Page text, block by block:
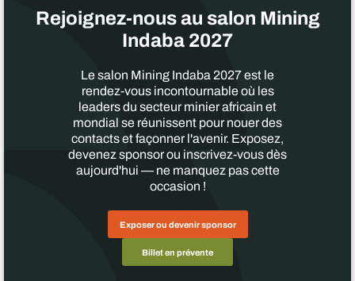
Rejoignez-nous au salon Mining
Indaba 2027
Le salon Mining Indaba 2027 est le
rendez-vous incontournable où les
leaders du secteur minier africain et
mondial se réunissent pour nouer des
contacts et façonner l'avenir. Exposez,
devenez sponsor ou inscrivez-vous dès
aujourd'hui — ne manquez pas cette
occasion !
Exposer ou devenir sponsor
Billet en prévente